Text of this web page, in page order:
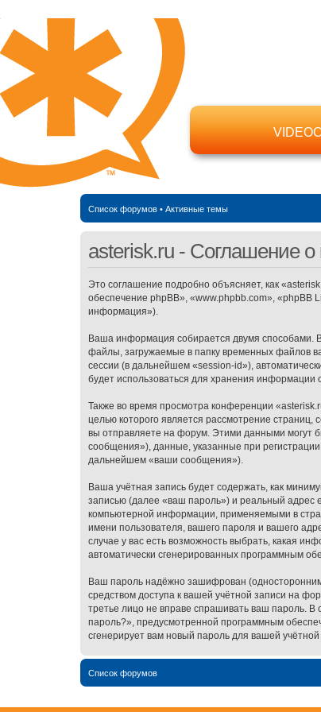
Список форумов• Активные темы
asterisk.ru - Соглашение
Это соглашение подробно объясняет, как
обеспечение phpBB», «www.phpbb.com», «phpBB
информация»).
Ваша информация собирается двумя способами.
файлы, загружаемые в папку временных файлов
сессии (в дальнейшем «session-id»),
будет использоваться для хранения
Также во время просмотра конференции
целью которого является рассмотрение
вы отправляете на форум. Этими данными могут
сообщения»), данные, указанные при
дальнейшем «ваши сообщения»).
Ваша учётная запись будет содержать, как
записью (далее «ваш пароль») и реальный
компьютерной информации, применяемыми в
имени пользователя, вашего пароля и вашего
случае у вас есть возможность выбрать, какая
автоматически сгенерированных программным
Ваш пароль надёжно зашифрован
средством доступа к вашей учётной записи на
третье лицо не вправе спрашивать ваш пароль. В
пароль?», предусмотренной программным
сгенерирует вам новый пароль для вашей учётной
Список форумов